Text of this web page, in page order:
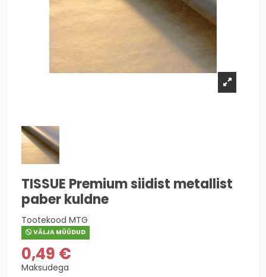
TISSUE Premium siidist metallist
paber kuldne
Tootekood MTG
VÄLJA MÜÜDUD
0,49 €
Maksudega